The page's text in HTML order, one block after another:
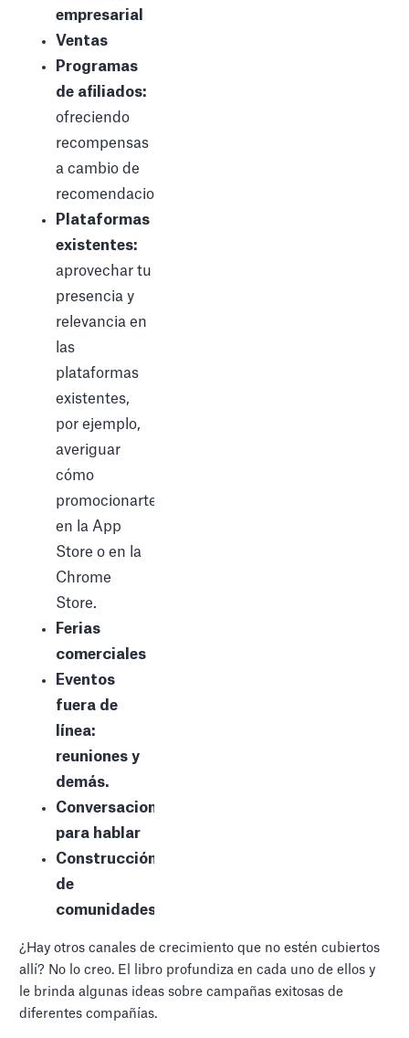
empresarial
Ventas
Programas
de afiliados:
ofreciendo
recompensas
a cambio de
recomendaciones.
Plataformas
existentes:
aprovechar tu
presencia y
relevancia en
las
plataformas
existentes,
por ejemplo,
averiguar
cómo
promocionarte
en la App
Store o en la
Chrome
Store.
Ferias
comerciales
Eventos
fuera de
línea:
reuniones y
demás.
Conversaciones
para hablar
Construcción
de
comunidades
¿Hay otros canales de crecimiento que no estén cubiertos
allí? No lo creo. El libro profundiza en cada uno de ellos y
le brinda algunas ideas sobre campañas exitosas de
diferentes compañías.